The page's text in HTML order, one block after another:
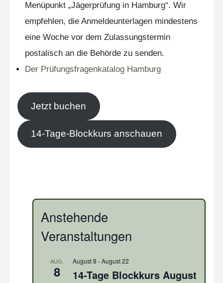
Menüpunkt „Jägerprüfung in Hamburg“. Wir
empfehlen, die Anmeldeunterlagen mindestens
eine Woche vor dem Zulassungstermin
postalisch an die Behörde zu senden.
Der Prüfungsfragenkatalog Hamburg
Jetzt buchen
14-Tage-Blockkurs anschauen
Anstehende
Veranstaltungen
AUG.
8
August 8 -August 22
14-Tage Blockkurs August